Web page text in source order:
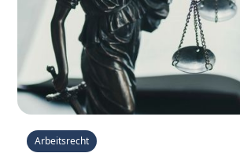
werden, zum Beispiel für den
mit der Masernimpfpflicht für
Kitas und Schulen.
Arbeitsrecht